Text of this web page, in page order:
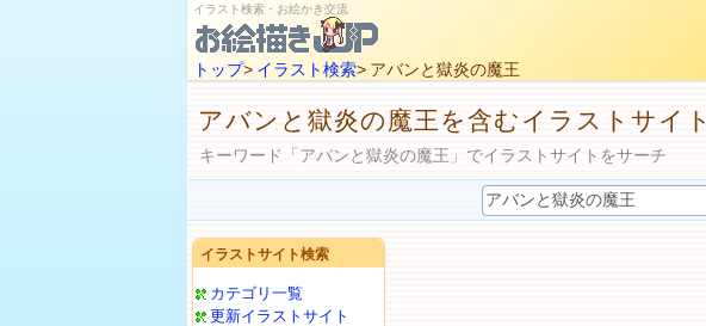
イラスト検索・お絵かき交流
トップ> イラスト検索> アバンと獄炎の魔王
アバンと獄炎の魔王を含むイラストサイト
キーワード「アバンと獄炎の魔王」でイラストサイトをサーチ
イラストサイト検索
カテゴリ一覧
更新イラストサイト